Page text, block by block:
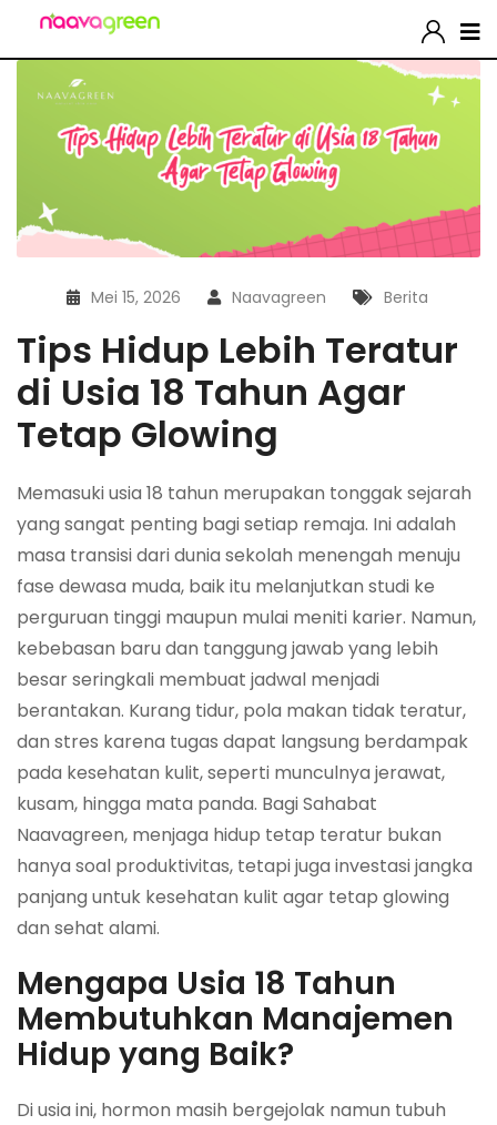
Mei 15, 2026 Naavagreen Berita
Tips Hidup Lebih Teratur
di Usia 18 Tahun Agar
Tetap Glowing
Memasuki usia 18 tahun merupakan tonggak sejarah
yang sangat penting bagi setiap remaja. Ini adalah
masa transisi dari dunia sekolah menengah menuju
fase dewasa muda, baik itu melanjutkan studi ke
perguruan tinggi maupun mulai meniti karier. Namun,
kebebasan baru dan tanggung jawab yang lebih
besar seringkali membuat jadwal menjadi
berantakan. Kurang tidur, pola makan tidak teratur,
dan stres karena tugas dapat langsung berdampak
pada kesehatan kulit, seperti munculnya jerawat,
kusam, hingga mata panda. Bagi Sahabat
Naavagreen, menjaga hidup tetap teratur bukan
hanya soal produktivitas, tetapi juga investasi jangka
panjang untuk kesehatan kulit agar tetap glowing
dan sehat alami.
Mengapa Usia 18 Tahun
Membutuhkan Manajemen
Hidup yang Baik?
Di usia ini, hormon masih bergejolak namun tubuh